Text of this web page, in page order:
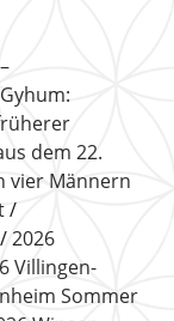
dem 22.
vier Männern
2026
Villingen-
Sommer